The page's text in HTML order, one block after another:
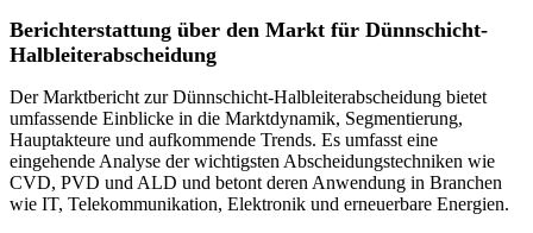
Berichterstattung über den Markt für Dünnschicht-
Halbleiterabscheidung
Der Marktbericht zur Dünnschicht-Halbleiterabscheidung bietet
umfassende Einblicke in die Marktdynamik, Segmentierung,
Hauptakteure und aufkommende Trends. Es umfasst eine
eingehende Analyse der wichtigsten Abscheidungstechniken wie
CVD, PVD und ALD und betont deren Anwendung in Branchen
wie IT, Telekommunikation, Elektronik und erneuerbare Energien.